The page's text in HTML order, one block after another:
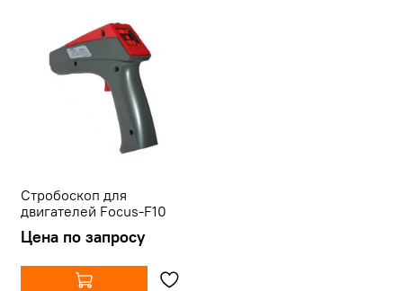
Стробоскоп для
двигателей Focus-F10
Цена по запросу